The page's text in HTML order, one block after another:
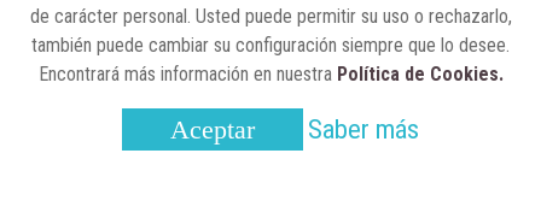
25 de marzo, 2023 ENTRE BASTIDORES
Real Academia Nacional de Farmacia: un
la sociedad actual
de carácter personal. Usted puede permitir su uso o rechazarlo,
también puede cambiar su configuración siempre que lo desee.
Encontrará más información en nuestra Política de Cookies.
Aceptar Saber más